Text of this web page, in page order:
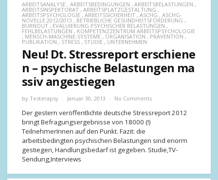
ARBEITSANALYSE , ARBEITSBEDINGUNGEN , ARBEITSBELASTUNGEN ,
ARBEITSINSPEKTORAT , ARBEITSPLATZGESTALTUNG ,
ARBEITSPSYCHOLOGIE , ARBEITSSICHERHEIT , ASCHG , ASCHG-
NOVELLE 2012/2013 , BETRIEBLICHE GESUNDHEITSFÖRDERUNG ,
BURNOUT , EVALUIERUNG PSYCHISCHER BELASTUNGEN ,
FEHLBELASTUNGEN , KOMPETENZZENTRUM ARBEITSPSYCHOLOGIE
, MENSCH-MASCHINE-SYSTEME , ORGANISATION , PRÄVENTION ,
PUBLIKATION , STRESS , STUDIE , UNTERNEHMEN
Neu! Dt. Stressreport erschiene
n – psychische Belastungen ma
ssiv angestiegen
by Testerapsy Januar 30, 2013 No Comments
Der gestern veröffentlichte deutsche Stressreport 2012
bringt Befragungsergebnisse von 18000 (!)
TeilnehmerInnen auf den Punkt. Fazit: die
arbeitsbedingten psychischen Belastungen sind enorm
gestiegen, Handlungsbedarf ist gegeben. Studie,TV-
Sendung,Interviews